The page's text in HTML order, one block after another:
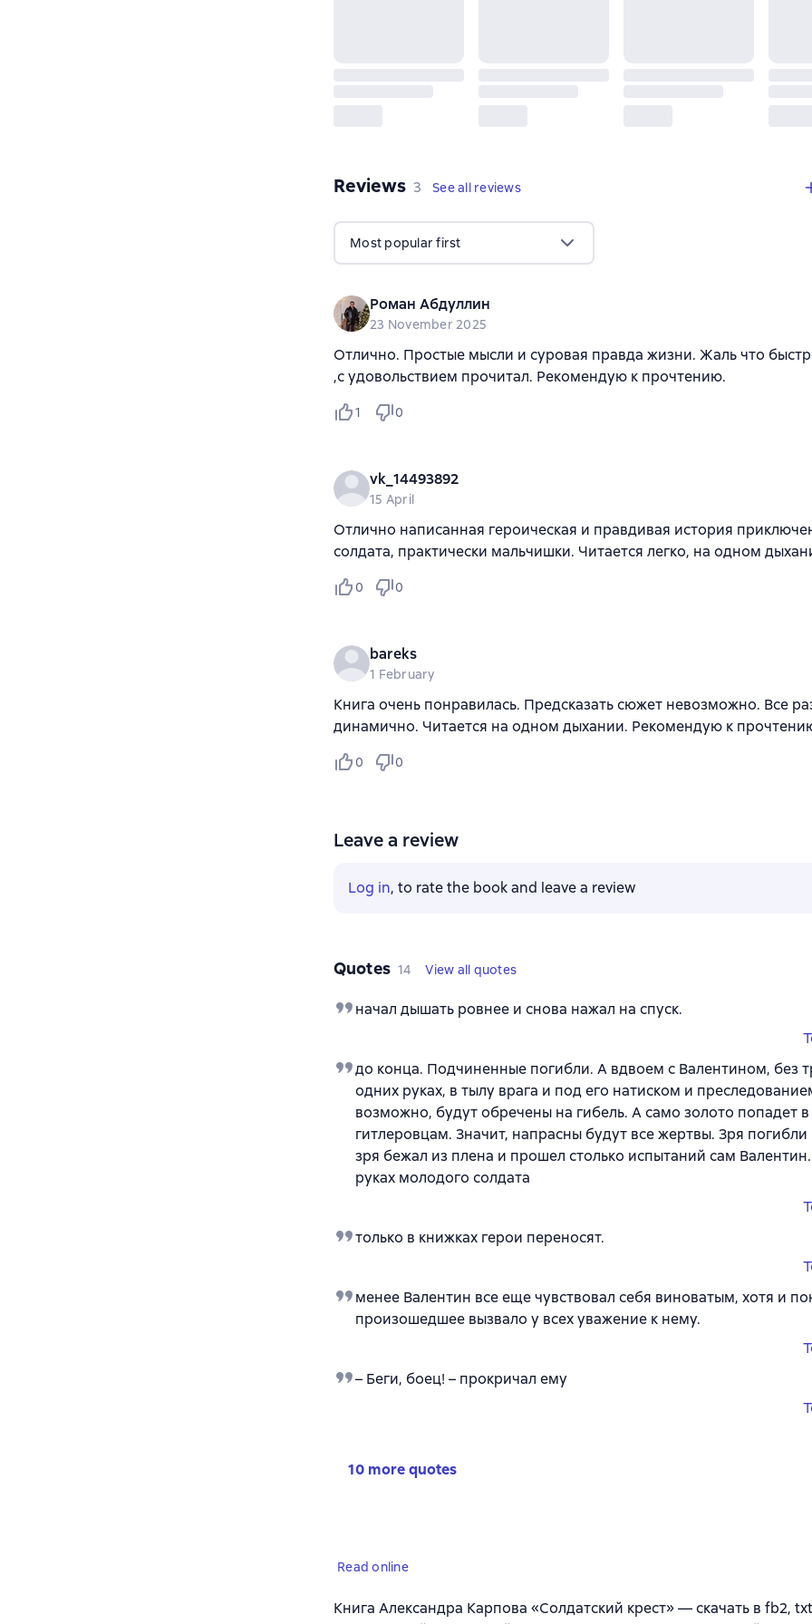
Reviews 3 reviews
3 See all reviews
Most popular first
Роман Абдуллин
23 November 2025
Отлично. Простые мысли и суровая правда жизни. Жаль что
,с удовольствием прочитал. Рекомендую к прочтению.
1 0
vk_14493892
15 April
Отлично написанная героическая и правдивая история
солдата, практически мальчишки. Читается легко, на одном
0 0
bareks
1 February
Книга очень понравилась. Предсказать сюжет невозможно. Все
динамично. Читается на одном дыхании. Рекомендую к
0 0
Leave a review
Log in, to rate the book and leave a review
Quotes 14 View all quotes
начал дышать ровнее и снова нажал на спуск.
до конца. Подчиненные погибли. А вдвоем с Валентином, без
одних руках, в тылу врага и под его натиском и
возможно, будут обречены на гибель. А само золото попадет
гитлеровцам. Значит, напрасны будут все жертвы. Зря погибли
зря бежал из плена и прошел столько испытаний сам
руках молодого солдата
только в книжках герои переносят.
менее Валентин все еще чувствовал себя виноватым, хотя и
произошедшее вызвало у всех уважение к нему.
– Беги, боец! – прокричал ему
10 more quotes
Read online
Книга Александра Карпова «Солдатский крест» — скачать в fb2,